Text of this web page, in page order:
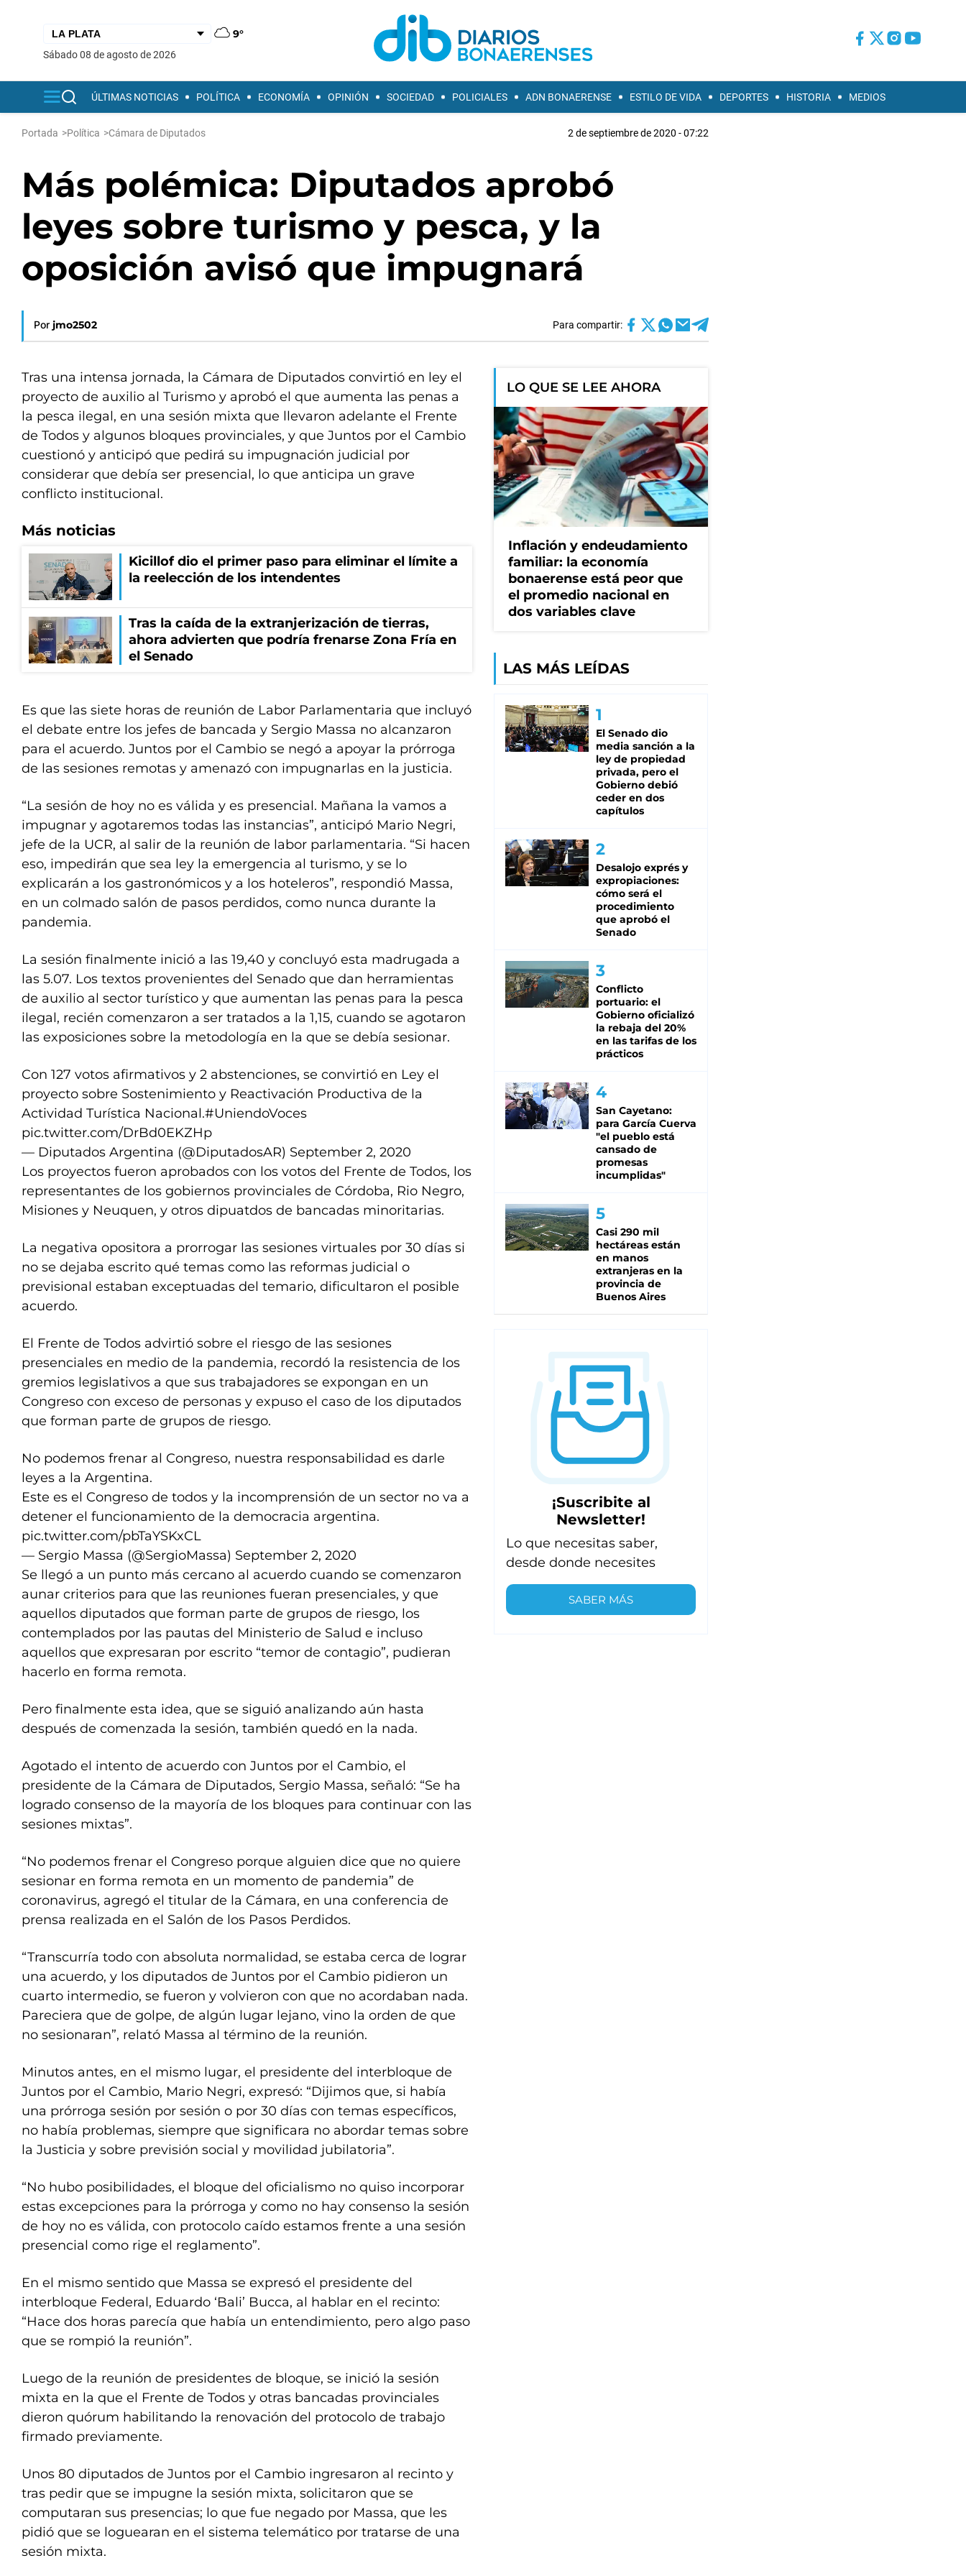
9°
sábado 08 de agosto de 2026
ÚLTIMAS NOTICIAS POLÍTICA ECONOMÍA OPINIÓN SOCIEDAD POLICIALES ADN BONAERENSE ESTILO DE VIDA DEPORTES HISTORIA MEDIOS
Portada >Política >Cámara de Diputados 2 de septiembre de 2020 - 07:22
Más polémica: Diputados aprobó
leyes sobre turismo y pesca, y la
oposición avisó que impugnará
Por jmo2502 Para compartir:
Tras una intensa jornada, la Cámara de Diputados convirtió en ley el
proyecto de auxilio al Turismo y aprobó el que aumenta las penas a
la pesca ilegal, en una sesión mixta que llevaron adelante el Frente
de Todos y algunos bloques provinciales, y que Juntos por el Cambio
cuestionó y anticipó que pedirá su impugnación judicial por
considerar que debía ser presencial, lo que anticipa un grave
conflicto institucional.
Más noticias
Kicillof dio el primer paso para eliminar el límite a
la reelección de los intendentes
Tras la caída de la extranjerización de tierras,
ahora advierten que podría frenarse Zona Fría en
el Senado
Es que las siete horas de reunión de Labor Parlamentaria que incluyó
el debate entre los jefes de bancada y Sergio Massa no alcanzaron
para el acuerdo. Juntos por el Cambio se negó a apoyar la prórroga
de las sesiones remotas y amenazó con impugnarlas en la justicia.
“La sesión de hoy no es válida y es presencial. Mañana la vamos a
impugnar y agotaremos todas las instancias”, anticipó Mario Negri,
jefe de la UCR, al salir de la reunión de labor parlamentaria. “Si hacen
eso, impedirán que sea ley la emergencia al turismo, y se lo
explicarán a los gastronómicos y a los hoteleros”, respondió Massa,
en un colmado salón de pasos perdidos, como nunca durante la
pandemia.
La sesión finalmente inició a las 19,40 y concluyó esta madrugada a
las 5.07. Los textos provenientes del Senado que dan herramientas
de auxilio al sector turístico y que aumentan las penas para la pesca
ilegal, recién comenzaron a ser tratados a la 1,15, cuando se agotaron
las exposiciones sobre la metodología en la que se debía sesionar.
Con 127 votos afirmativos y 2 abstenciones, se convirtió en Ley el
proyecto sobre Sostenimiento y Reactivación Productiva de la
Actividad Turística Nacional.#UniendoVoces
pic.twitter.com/DrBd0EKZHp
— Diputados Argentina (@DiputadosAR) September 2, 2020
Los proyectos fueron aprobados con los votos del Frente de Todos, los
representantes de los gobiernos provinciales de Córdoba, Rio Negro,
Misiones y Neuquen, y otros dipuatdos de bancadas minoritarias.
La negativa opositora a prorrogar las sesiones virtuales por 30 días si
no se dejaba escrito qué temas como las reformas judicial o
previsional estaban exceptuadas del temario, dificultaron el posible
acuerdo.
El Frente de Todos advirtió sobre el riesgo de las sesiones
presenciales en medio de la pandemia, recordó la resistencia de los
gremios legislativos a que sus trabajadores se expongan en un
Congreso con exceso de personas y expuso el caso de los diputados
que forman parte de grupos de riesgo.
No podemos frenar al Congreso, nuestra responsabilidad es darle
leyes a la Argentina.
Este es el Congreso de todos y la incomprensión de un sector no va a
detener el funcionamiento de la democracia argentina.
pic.twitter.com/pbTaYSKxCL
— Sergio Massa (@SergioMassa) September 2, 2020
Se llegó a un punto más cercano al acuerdo cuando se comenzaron
aunar criterios para que las reuniones fueran presenciales, y que
aquellos diputados que forman parte de grupos de riesgo, los
contemplados por las pautas del Ministerio de Salud e incluso
aquellos que expresaran por escrito “temor de contagio”, pudieran
hacerlo en forma remota.
Pero finalmente esta idea, que se siguió analizando aún hasta
después de comenzada la sesión, también quedó en la nada.
Agotado el intento de acuerdo con Juntos por el Cambio, el
presidente de la Cámara de Diputados, Sergio Massa, señaló: “Se ha
logrado consenso de la mayoría de los bloques para continuar con las
sesiones mixtas”.
“No podemos frenar el Congreso porque alguien dice que no quiere
sesionar en forma remota en un momento de pandemia” de
coronavirus, agregó el titular de la Cámara, en una conferencia de
prensa realizada en el Salón de los Pasos Perdidos.
“Transcurría todo con absoluta normalidad, se estaba cerca de lograr
una acuerdo, y los diputados de Juntos por el Cambio pidieron un
cuarto intermedio, se fueron y volvieron con que no acordaban nada.
Pareciera que de golpe, de algún lugar lejano, vino la orden de que
no sesionaran”, relató Massa al término de la reunión.
Minutos antes, en el mismo lugar, el presidente del interbloque de
Juntos por el Cambio, Mario Negri, expresó: “Dijimos que, si había
una prórroga sesión por sesión o por 30 días con temas específicos,
no había problemas, siempre que significara no abordar temas sobre
la Justicia y sobre previsión social y movilidad jubilatoria”.
“No hubo posibilidades, el bloque del oficialismo no quiso incorporar
estas excepciones para la prórroga y como no hay consenso la sesión
de hoy no es válida, con protocolo caído estamos frente a una sesión
presencial como rige el reglamento”.
En el mismo sentido que Massa se expresó el presidente del
interbloque Federal, Eduardo ‘Bali’ Bucca, al hablar en el recinto:
“Hace dos horas parecía que había un entendimiento, pero algo paso
que se rompió la reunión”.
Luego de la reunión de presidentes de bloque, se inició la sesión
mixta en la que el Frente de Todos y otras bancadas provinciales
dieron quórum habilitando la renovación del protocolo de trabajo
firmado previamente.
Unos 80 diputados de Juntos por el Cambio ingresaron al recinto y
tras pedir que se impugne la sesión mixta, solicitaron que se
computaran sus presencias; lo que fue negado por Massa, que les
pidió que se loguearan en el sistema telemático por tratarse de una
sesión mixta.
LO QUE SE LEE AHORA
Inflación y endeudamiento
familiar: la economía
bonaerense está peor que
el promedio nacional en
dos variables clave
LAS MÁS LEÍDAS
El Senado dio
media sanción a la
ley de propiedad
privada, pero el
Gobierno debió
ceder en dos
capítulos
Desalojo exprés y
expropiaciones:
cómo será el
procedimiento
que aprobó el
Senado
Conflicto
portuario: el
Gobierno oficializó
la rebaja del 20%
en las tarifas de los
prácticos
San Cayetano:
para García Cuerva
"el pueblo está
cansado de
promesas
incumplidas"
Casi 290 mil
hectáreas están
en manos
extranjeras en la
provincia de
Buenos Aires
¡Suscribite al
Newsletter!
Lo que necesitas saber,
desde donde necesites
SABER MÁS